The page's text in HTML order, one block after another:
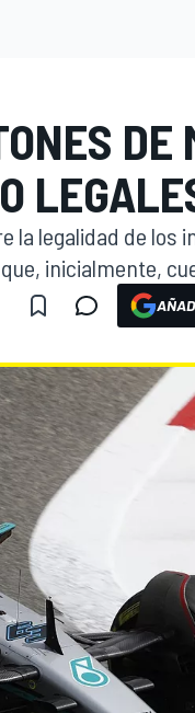
DE
la legalidad de los
inicialmente,